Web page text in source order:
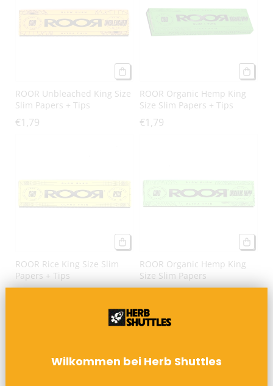
o
e
:
ROOR Unbleached King Size
Slim Papers + Tips
€1,79
ROOR Organic Hemp King
Size Slim Papers + Tips
€1,79
ROOR Rice King Size Slim
Papers + Tips
ROOR Organic Hemp King
Size Slim Papers
Wilkommen bei Herb Shuttles